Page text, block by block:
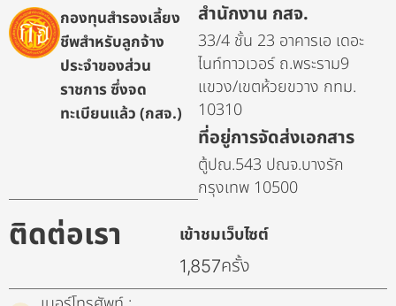
กองทุนสำรองเลี้ยง
ชีพสำหรับลูกจ้าง
ประจำของส่วน
ราชการ ซึ่งจด
ทะเบียนแล้ว (กสจ.)
สำนักงาน กสจ.
33/4 ชั้น 23 อาคารเอ เดอะ
ไนท์ทาวเวอร์ ถ.พระราม9
แขวง/เขตห้วยขวาง กทม.
10310
ที่อยู่การจัดส่งเอกสาร
ตู้ปณ.543 ปณจ.บางรัก
กรุงเทพ 10500
ติดต่อเรา เข้าชมเว็บไซต์
1,857ครั้ง